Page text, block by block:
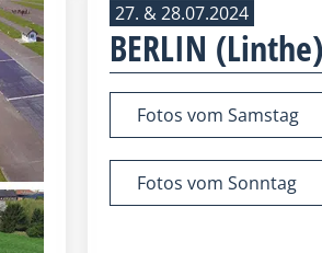
27. & 28.07.2024
BERLIN (Linthe)
Fotos vom Samstag
Fotos vom Sonntag